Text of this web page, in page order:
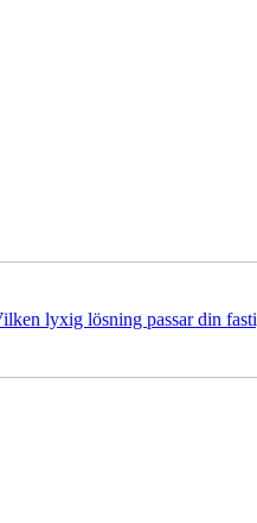
lyxig lösning passar din